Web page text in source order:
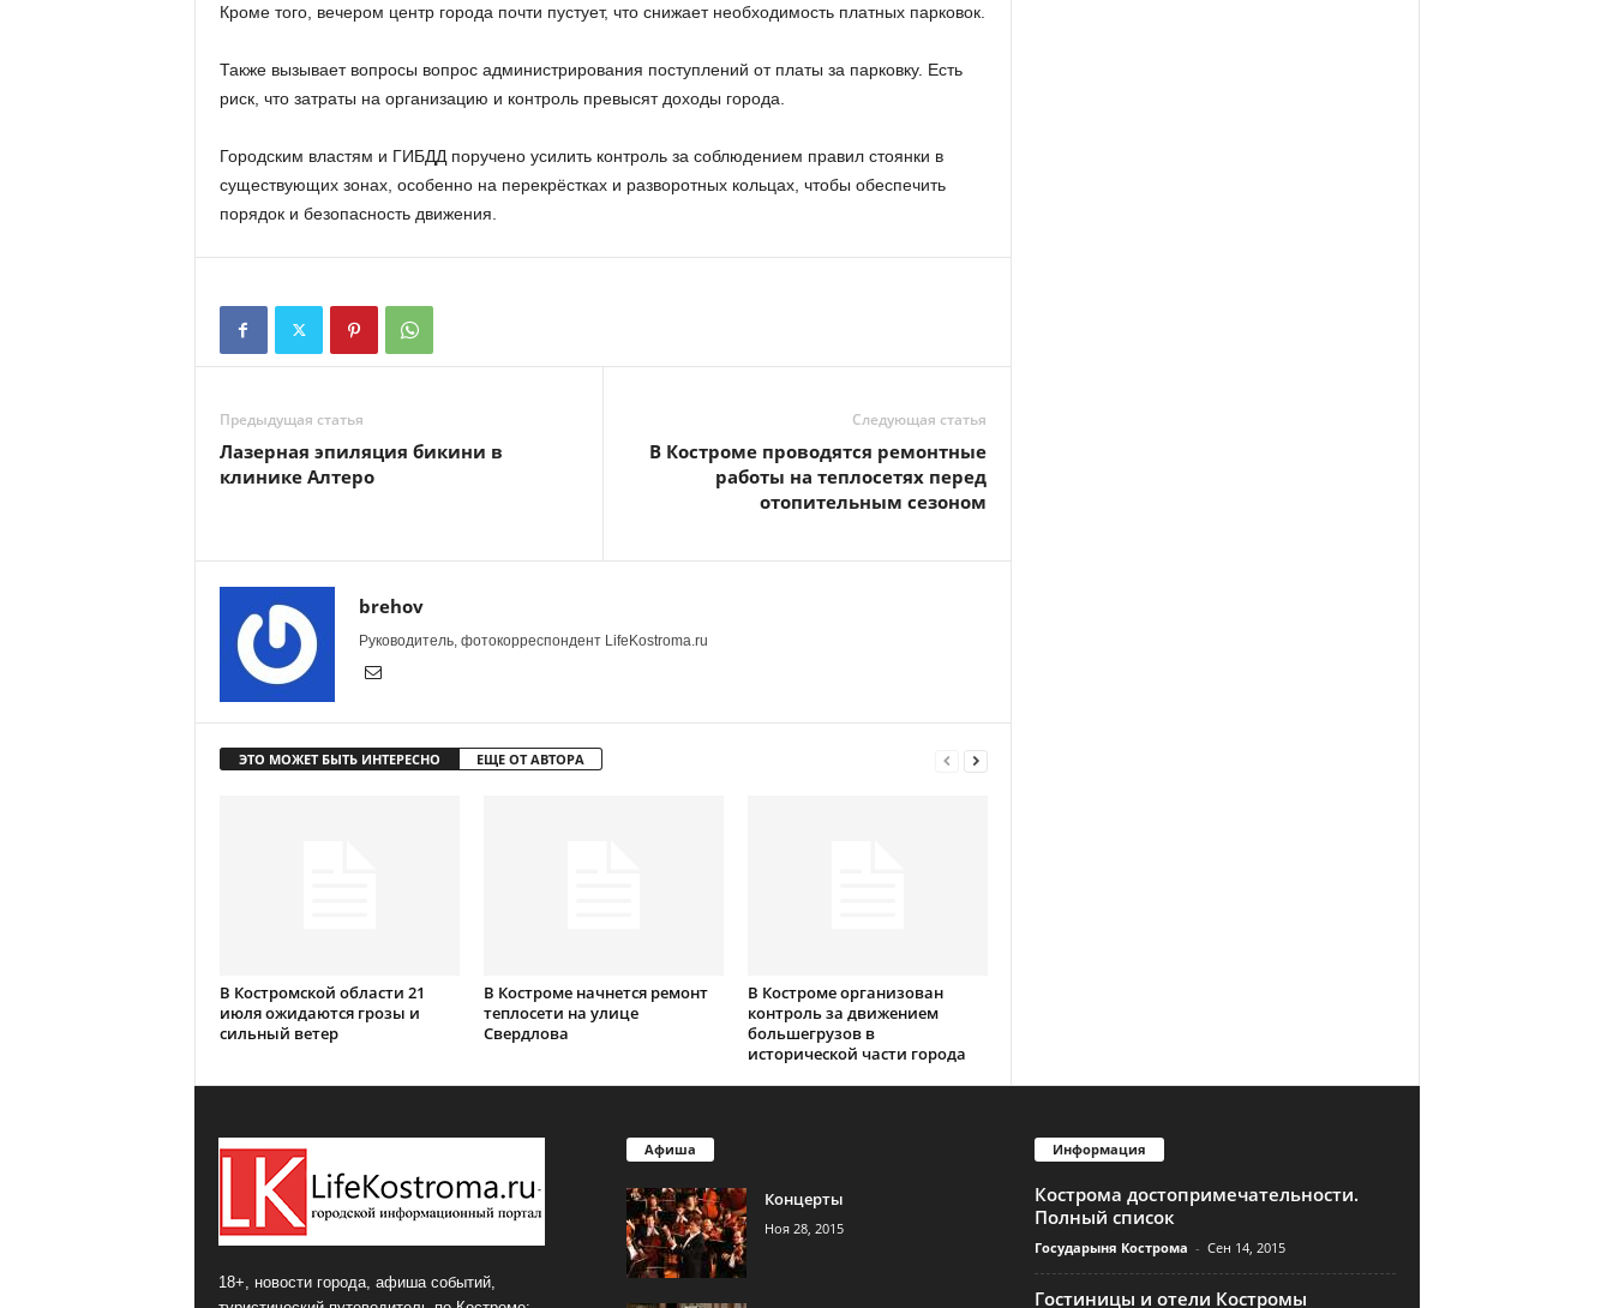
Кроме того, вечером центр города почти пустует, что снижает необходимость платных парковок.
Также вызывает вопросы вопрос администрирования поступлений от платы за парковку. Есть
риск, что затраты на организацию и контроль превысят доходы города.
Городским властям и ГИБДД поручено усилить контроль за соблюдением правил стоянки в
существующих зонах, особенно на перекрёстках и разворотных кольцах, чтобы обеспечить
порядок и безопасность движения.
Предыдущая статья
Лазерная эпиляция бикини в
клинике Алтеро
Следующая статья
В Костроме проводятся ремонтные
работы на теплосетях перед
отопительным сезоном
brehov
Руководитель, фотокорреспондент LifeKostroma.ru
ЭТО МОЖЕТ БЫТЬ ИНТЕРЕСНО ЕЩЕ ОТ АВТОРА
В Костромской области 21
июля ожидаются грозы и
сильный ветер
В Костроме начнется ремонт
теплосети на улице
Свердлова
В Костроме организован
контроль за движением
большегрузов в
исторической части города
18+, новости города, афиша событий,
Афиша
Концерты
Ноя 28, 2015
Информация
Кострома достопримечательности.
Полный список
Государыня Кострома - Сен 14, 2015
Гостиницы и отели Костромы